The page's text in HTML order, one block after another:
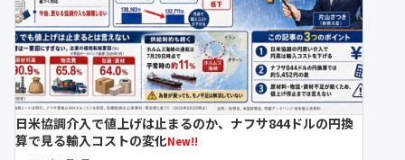
日米協調介入で値上げは止まるのか、ナフサ844ドルの円換
算で見る輸入コストの変化New!!